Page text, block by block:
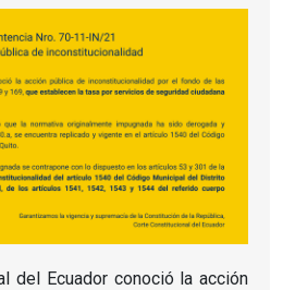
del Ecuador conoció la acción